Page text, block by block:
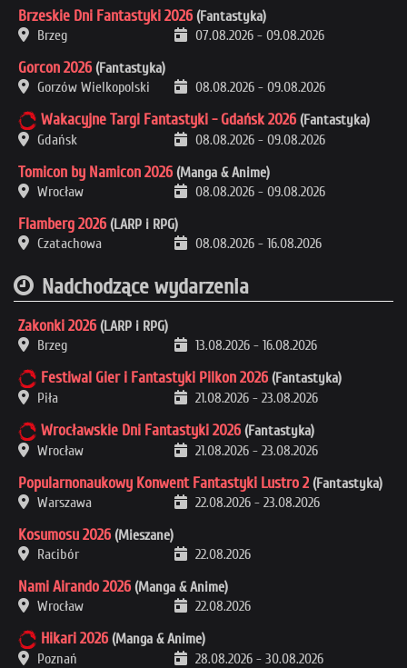
Brzeskie Dni Fantastyki 2026 (Fantastyka)
Brzeg
07.08.2026 - 09.08.2026
Gorcon 2026 (Fantastyka)
Gorzów Wielkopolski
08.08.2026 - 09.08.2026
Wakacyjne Targi Fantastyki - Gdańsk 2026 (Fantastyka)
Gdańsk
08.08.2026 - 09.08.2026
Tomicon by Namicon 2026 (Manga & Anime)
Wrocław
08.08.2026 - 09.08.2026
Flamberg 2026 (LARP i RPG)
Czatachowa
08.08.2026 - 16.08.2026
Nadchodzące wydarzenia
Zakonki 2026 (LARP i RPG)
Brzeg
13.08.2026 - 16.08.2026
Festiwal Gier i Fantastyki Pilkon 2026 (Fantastyka)
Piła
21.08.2026 - 23.08.2026
Wrocławskie Dni Fantastyki 2026 (Fantastyka)
Wrocław
21.08.2026 - 23.08.2026
Popularnonaukowy Konwent Fantastyki Lustro 2 (Fantastyka)
Warszawa
22.08.2026 - 23.08.2026
Kosumosu 2026 (Mieszane)
Racibór
22.08.2026
Nami Airando 2026 (Manga & Anime)
Wrocław
22.08.2026
Hikari 2026 (Manga & Anime)
Poznań
28.08.2026 - 30.08.2026